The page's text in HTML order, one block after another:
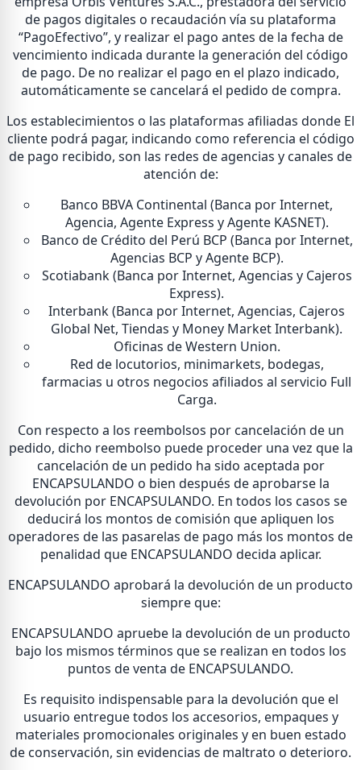
de pagos digitales o recaudación vía su plataforma
“PagoEfectivo”, y realizar el pago antes de la fecha de
vencimiento indicada durante la generación del código
de pago. De no realizar el pago en el plazo indicado,
automáticamente se cancelará el pedido de compra.
Los establecimientos o las plataformas afiliadas donde El
cliente podrá pagar, indicando como referencia el código
de pago recibido, son las redes de agencias y canales de
atención de:
Banco BBVA Continental (Banca por Internet,
Agencia, Agente Express y Agente KASNET).
Banco de Crédito del Perú BCP (Banca por Internet,
Agencias BCP y Agente BCP).
Scotiabank (Banca por Internet, Agencias y Cajeros
Express).
Interbank (Banca por Internet, Agencias, Cajeros
Global Net, Tiendas y Money Market Interbank).
Oficinas de Western Union.
Red de locutorios, minimarkets, bodegas,
farmacias u otros negocios afiliados al servicio Full
Carga.
Con respecto a los reembolsos por cancelación de un
pedido, dicho reembolso puede proceder una vez que la
cancelación de un pedido ha sido aceptada por
ENCAPSULANDO o bien después de aprobarse la
devolución por ENCAPSULANDO. En todos los casos se
deducirá los montos de comisión que apliquen los
operadores de las pasarelas de pago más los montos de
penalidad que ENCAPSULANDO decida aplicar.
ENCAPSULANDO aprobará la devolución de un producto
siempre que:
ENCAPSULANDO apruebe la devolución de un producto
bajo los mismos términos que se realizan en todos los
puntos de venta de ENCAPSULANDO.
Es requisito indispensable para la devolución que el
usuario entregue todos los accesorios, empaques y
materiales promocionales originales y en buen estado
de conservación, sin evidencias de maltrato o deterioro.